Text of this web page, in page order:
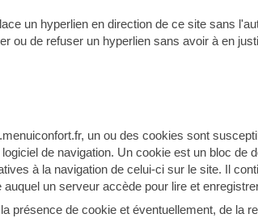
un hyperlien en direction de ce site sans
ou de refuser un hyperlien sans avoir à en
un ou des cookies sont
de navigation. Un cookie est un bloc de
à la navigation de celui-ci sur le site. Il
un serveur accède pour lire et
présence de cookie et éventuellement, de la